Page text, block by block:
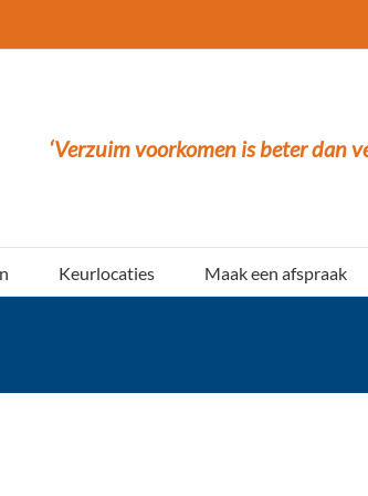
‘Verzuim voorkomen is beter dan
Keurlocaties Maak een afspraak